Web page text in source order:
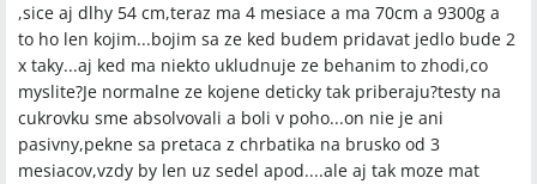
,sice aj dlhy 54 cm,teraz ma 4 mesiace a ma 70cm a 9300g a
to ho len kojim...bojim sa ze ked budem pridavat jedlo bude 2
x taky...aj ked ma niekto ukludnuje ze behanim to zhodi,co
myslite?Je normalne ze kojene deticky tak priberaju?testy na
cukrovku sme absolvovali a boli v poho...on nie je ani
pasivny,pekne sa pretaca z chrbatika na brusko od 3
mesiacov,vzdy by len uz sedel apod....ale aj tak moze mat